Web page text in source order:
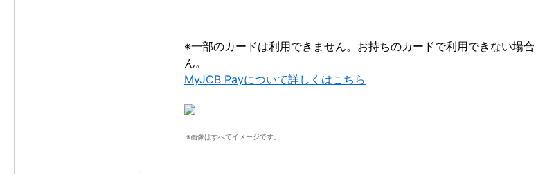
※一部のカードは利用できません。お持ちのカードで利用できない場
ん。
MyJCB Payについて詳しくはこちら
※画像はすべてイメージです。